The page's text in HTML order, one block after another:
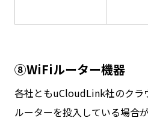
⑧WiFiルーター機器
各社ともuCloudLink社のクラ
ルーターを投入している場合